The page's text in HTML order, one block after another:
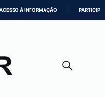
ACESSO À INFORMAÇÃO PARTICIPE